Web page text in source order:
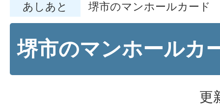
あしあと 堺市のマンホールカード
堺市のマンホールカ
更